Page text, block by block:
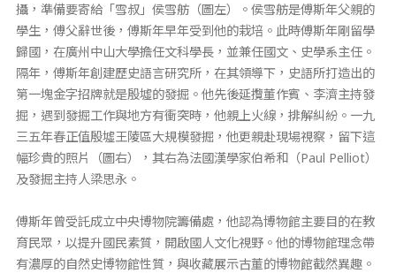
攝，準備要寄給「雪叔」侯雪舫（圖左）。侯雪舫是傅斯年父親的
學生，傅父辭世後，傅斯年早年受到他的栽培。此時傅斯年剛留學
歸國，在廣州中山大學擔任文科學長，並兼任國文、史學系主任。
隔年，傅斯年創建歷史語言研究所，在其領導下，史語所打造出的
第一塊金字招牌就是殷墟的發掘。他先後延攬董作賓、李濟主持發
掘，遇到發掘工作與地方有衝突時，他親上火線，排解糾紛。一九
三五年春正值殷墟王陵區大規模發掘，他更親赴現場視察，留下這
幅珍貴的照片（圖右），其右為法國漢學家伯希和（Paul Pelliot）
及發掘主持人梁思永。
傅斯年曾受託成立中央博物院籌備處，他認為博物館主要目的在教
育民眾，以提升國民素質，開啟國人文化視野。他的博物館理念帶
有濃厚的自然史博物館性質，與收藏展示古董的博物館截然異趣。